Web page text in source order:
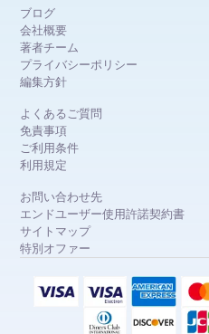
ブログ
会社概要
著者チーム
プライバシーポリシー
編集方針
よくあるご質問
免責事項
ご利用条件
利用規定
お問い合わせ先
エンドユーザー使用許諾契約書
サイトマップ
特別オファー